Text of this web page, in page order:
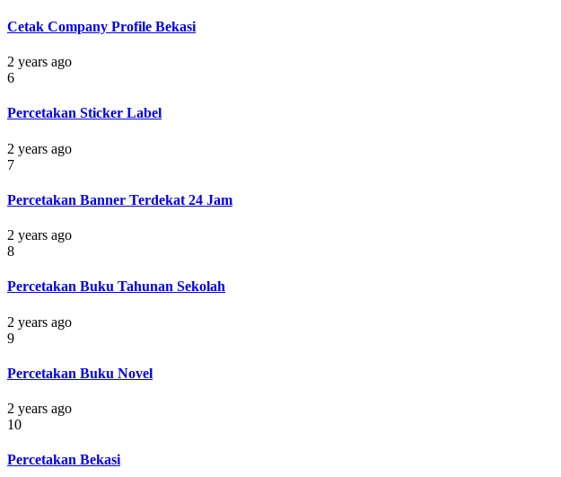
Cetak Company Profile Bekasi
2 years ago
6
Percetakan Sticker Label
2 years ago
7
Percetakan Banner Terdekat 24 Jam
2 years ago
8
Percetakan Buku Tahunan Sekolah
2 years ago
9
Percetakan Buku Novel
2 years ago
10
Percetakan Bekasi